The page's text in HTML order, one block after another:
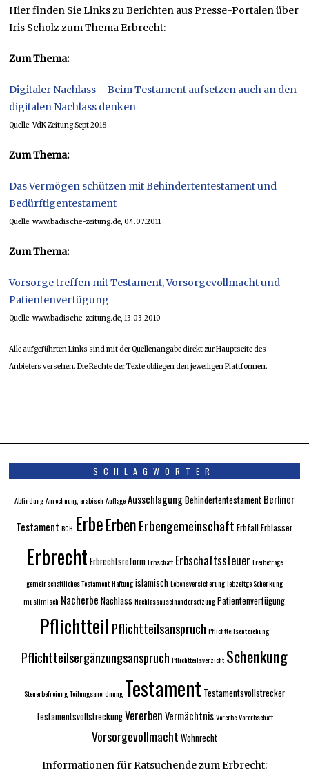
Hier finden Sie Links zu Berichten aus Presse-Portalen über
Iris Scholz zum Thema Erbrecht:
Zum Thema:
Digitaler Nachlass – Beim Testament aufsetzen auch an den
digitalen Nachlass denken
Quelle: VdK Zeitung Sept 2018
Zum Thema:
Das Vermögen schützen mit Behindertentestament und
Bedürftigentestament
Quelle: www.badische-zeitung.de, 04.07.2011
Zum Thema:
Vorsorge treffen mit Testament, Vorsorgevollmacht und
Patientenverfügung
Quelle: www.badische-zeitung.de, 13.03.2010
Alle aufgeführten Links sind mit der Quellenangabe direkt zur Hauptseite des
Anbieters versehen. Die Rechte der Texte obliegen den jeweiligen Plattformen.
SCHLAGWÖRTER
AbfindungAnrechnungarabisch AuflageAusschlagungBehindertentestament Berliner
Testament BGH ErbeErbenErbengemeinschaft ErbfallErblasser
Erbrecht ErbrechtsreformErbschaft Erbschaftssteuer Freibeträge
gemeinschaftliches TestamentHaftungislamischLebensversicherunglebzeitge Schenkung
muslimisch Nacherbe Nachlass NachlassauseinandersetzungPatientenverfügung
Pflichtteil Pflichtteilsanspruch Pflichtteilsentziehung
Pflichtteilsergänzungsanspruch Pflichtteilsverzicht Schenkung
SteuerbefreiungTeilungsanordnung Testament Testamentsvollstrecker
TestamentsvollstreckungVererbenVermächtnisVorerbeVorerbschaft
Vorsorgevollmacht Wohnrecht
Informationen für Ratsuchende zum Erbrecht: